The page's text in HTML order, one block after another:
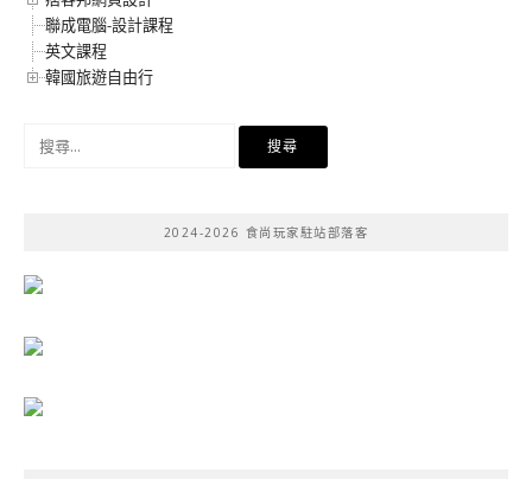
聯成電腦-設計課程
英文課程
韓國旅遊自由行
2024-2026 食尚玩家駐站部落客